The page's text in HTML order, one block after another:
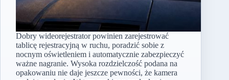
Dobry wideorejestrator powinien zarejestrować
tablicę rejestracyjną w ruchu, poradzić sobie z
nocnym oświetleniem i automatycznie zabezpieczyć
ważne nagranie. Wysoka rozdzielczość podana na
opakowaniu nie daje jeszcze pewności, że kamera